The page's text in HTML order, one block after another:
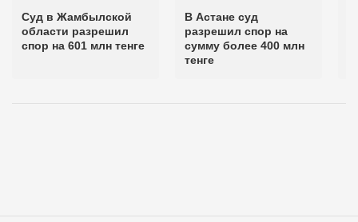
Суд в Жамбылской
области разрешил
спор на 601 млн тенге
В Астане суд
разрешил спор на
сумму более 400 млн
тенге